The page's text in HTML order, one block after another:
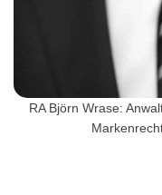
RA Björn Wrase: